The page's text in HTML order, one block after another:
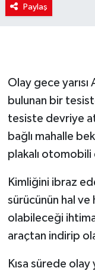
Paylaş
Olay gece
bulunan bir
tesiste devriye
bağlı mahalle
plakalı
Kimliğini ibraz
sürücünün hal
olabileceği
araçtan indirip
Kısa sürede